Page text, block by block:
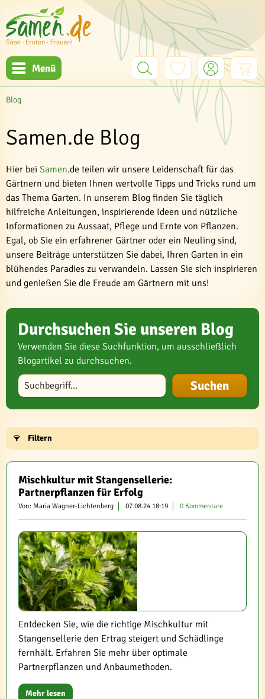
Menü
Blog
Samen.de Blog
Hier bei Samen.de teilen wir unsere Leidenschaft für das
Gärtnern und bieten Ihnen wertvolle Tipps und Tricks rund um
das Thema Garten. In unserem Blog finden Sie täglich
hilfreiche Anleitungen, inspirierende Ideen und nützliche
Informationen zu Aussaat, Pflege und Ernte von Pflanzen.
Egal, ob Sie ein erfahrener Gärtner oder ein Neuling sind,
unsere Beiträge unterstützen Sie dabei, Ihren Garten in ein
blühendes Paradies zu verwandeln. Lassen Sie sich inspirieren
und genießen Sie die Freude am Gärtnern mit uns!
Durchsuchen Sie unseren Blog
Verwenden Sie diese Suchfunktion, um ausschließlich
Blogartikel zu durchsuchen.
Blog durchsuchen
Filtern
Mischkultur mit Stangensellerie:
Partnerpflanzen für Erfolg
Von: Maria Wagner-Lichtenberg 07.08.24 18:19 0 Kommentare
Entdecken Sie, wie die richtige Mischkultur mit
Stangensellerie den Ertrag steigert und Schädlinge
fernhält. Erfahren Sie mehr über optimale
Partnerpflanzen und Anbaumethoden.
Mehr lesen